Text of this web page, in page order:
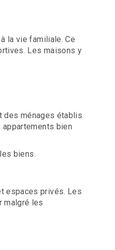
la vie familiale. Ce
Les maisons y
des ménages établis
bien
biens.
espaces privés. Les
malgré les